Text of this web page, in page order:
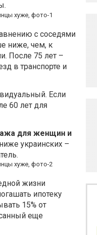
с соседями
ниже, чем, к
После 75 лет –
в транспорте и
Если
60 лет для
для женщин и
украинских –
жизни
ипотеку
15% от
еще